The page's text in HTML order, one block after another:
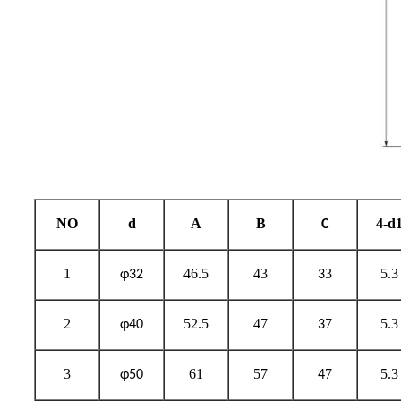
NO d A B C 4-
1 φ32 46.5 43 33 5.3
2 φ40 52.5 47 37 5.3
3 φ50 61 57 47 5.3